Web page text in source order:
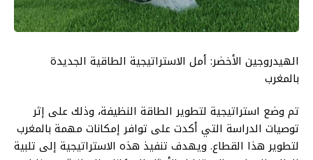
الهيدروجين الأخضر: أمل الاستراتيجية الطاقية الجديدة
بالمغرب
تم وضع استراتيجية لتطوير الطاقة النظيفة، وذلك على إثر
توصيات الدراسة التي أكدت على توافر إمكانات مهمة بالمغرب
لتطوير هذا القطاع. ويهدف تنفيذ هذه الاستراتيجية إلى تلبية